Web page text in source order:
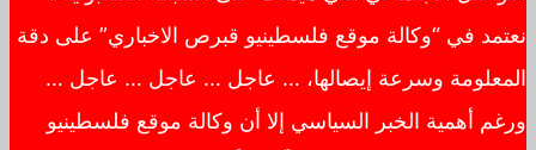
نعتمد في “وكالة موقع فلسطينيو قبرص الاخباري” على دقة
المعلومة وسرعة إيصالها، … عاجل … عاجل … عاجل …
ورغم أهمية الخبر السياسي إلا أن وكالة موقع فلسطينيو